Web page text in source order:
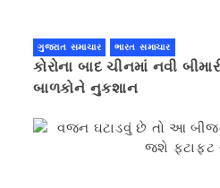
ગુજરાત સમાચાર ભારત સમાચાર
કોરોના બાદ ચીનમાં નવી
બાળકોને નુકશાન